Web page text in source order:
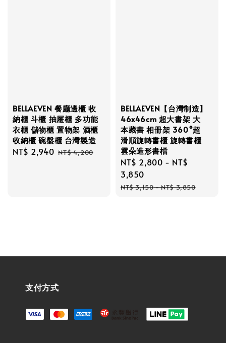
BELLAEVEN 餐廳邊櫃 收
納櫃 斗櫃 抽屜櫃 多功能
衣櫃 儲物櫃 置物架 酒櫃
收納櫃 碗盤櫃 台灣製造
Sale
NT$ 2,940 Regular
NT$ 4,200
BELLAEVEN【台灣制造】
46x46cm 超大書架 大
本藏書 相冊架 360°超
滑順旋轉書櫃 旋轉書櫃
雲朵造形書檔
Sale
price
NT$ 2,800 - NT$
3,850
Regular
NT$ 3,150-NT$ 3,850
支付方式